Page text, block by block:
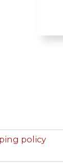
policy